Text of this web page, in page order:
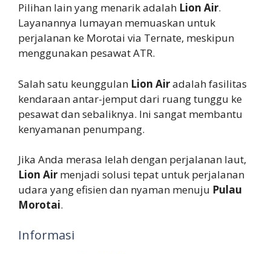
Pilihan lain yang menarik adalah Lion Air.
Layanannya lumayan memuaskan untuk
perjalanan ke Morotai via Ternate, meskipun
menggunakan pesawat ATR.
Salah satu keunggulan Lion Airadalah fasilitas
kendaraan antar-jemput dari ruang tunggu ke
pesawat dan sebaliknya. Ini sangat membantu
kenyamanan penumpang.
Jika Anda merasa lelah dengan perjalanan laut,
Lion Air menjadi solusi tepat untuk perjalanan
udara yang efisien dan nyaman menuju Pulau
Morotai.
Informasi